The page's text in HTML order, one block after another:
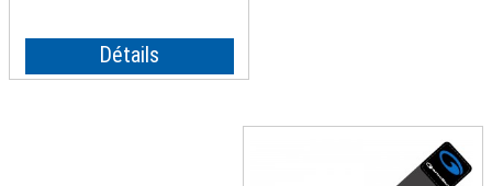
Détails